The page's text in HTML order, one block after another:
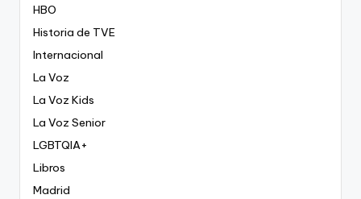
HBO
Historia de TVE
Internacional
La Voz
La Voz Kids
La Voz Senior
LGBTQIA+
Libros
Madrid